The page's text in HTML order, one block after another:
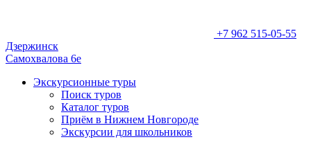
+7 962 515-05-55
Дзержинск
Самохвалова 6е
Экскурсионные туры
Поиск туров
Каталог туров
Приём в Нижнем Новгороде
Экскурсии для школьников